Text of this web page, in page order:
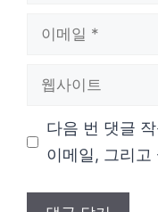
다음 번 댓글
이메일, 그리고